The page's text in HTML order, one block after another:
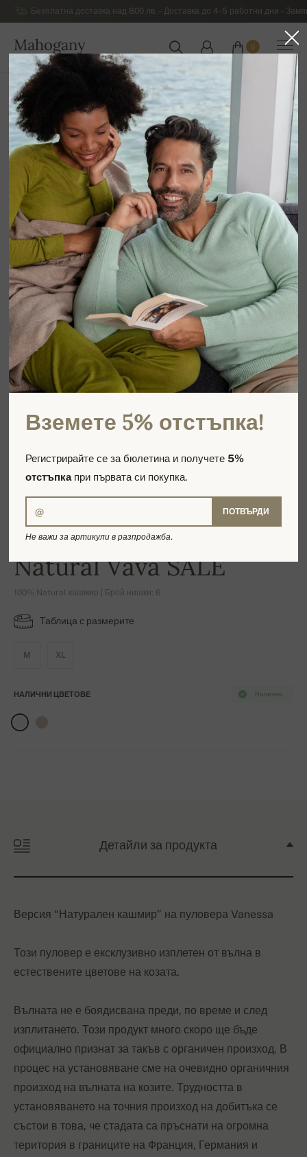
Безплатна доставка над 800 лв. – Доставка до 4-5 работни дни –
Mahogany
БЪЛГАРИЯ
0
Начална страница Разпродажба ДАМСКИ ДРЕХИ
-17%
Natural Vava SALE
100% Natural кашмир | Брой нишки: 6
Таблица с размерите
M XL
Налично
НАЛИЧНИ ЦВЕТОВЕ
Детайли за продукта
Версия “Натурален кашмир” на пуловера Vanessa
Този пуловер е ексклузивно изплетен от вълна в
естествените цветове на козата.
Вълната не е боядисвана преди, по време и след
изплитането. Този продукт много скоро ще бъде
официално признат за такъв с органичен произход. В
процес на установяване сме на очевидно органичния
произход на вълната на козите. Трудността в
установяването на точния произход на добитъка се
състои в това, че стадата са пръснати на огромна
територия в границите на Франция, Германия и
Вземете 5% отстъпка!
Регистрирайте се за бюлетина и получете5%
отстъпкапри първата си покупка.
ПОТВЪРДИ
Не важи за артикули в разпродажба.